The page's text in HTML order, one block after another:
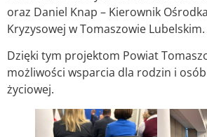
oraz Daniel Knap – Kierownik
Kryzysowej w Tomaszowie Lubelskim.
Dzięki tym projektom Powiat
możliwości wsparcia dla rodzin i
życiowej.